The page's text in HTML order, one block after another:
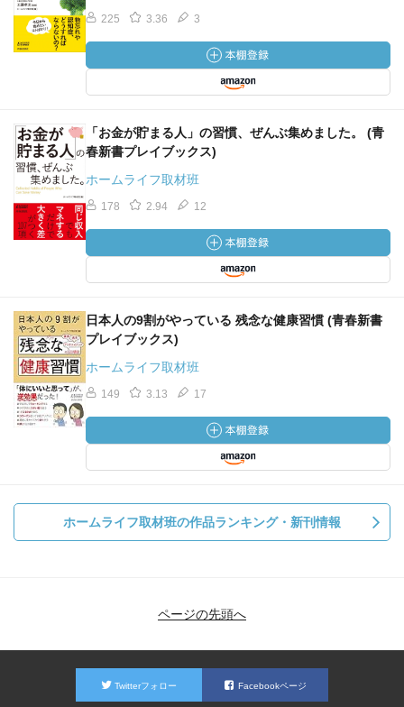
225 3.36 3
「お金が貯まる人」の習慣、ぜんぶ集めました。 (青
春新書プレイブックス)
ホームライフ取材班
178 2.94 12
日本人の9割がやっている 残念な健康習慣 (青春新書
プレイブックス)
ホームライフ取材班
149 3.13 17
ホームライフ取材班の作品ランキング・新刊情報
ページの先頭へ
Twitterフォロー Facebookページ